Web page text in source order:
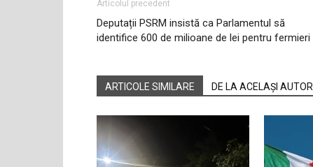
Articolul precedent
Deputații PSRM insistă ca Parlamentul să
identifice 600 de milioane de lei pentru fermieri
ARTICOLE SIMILARE DE LA ACELAȘI AUTOR